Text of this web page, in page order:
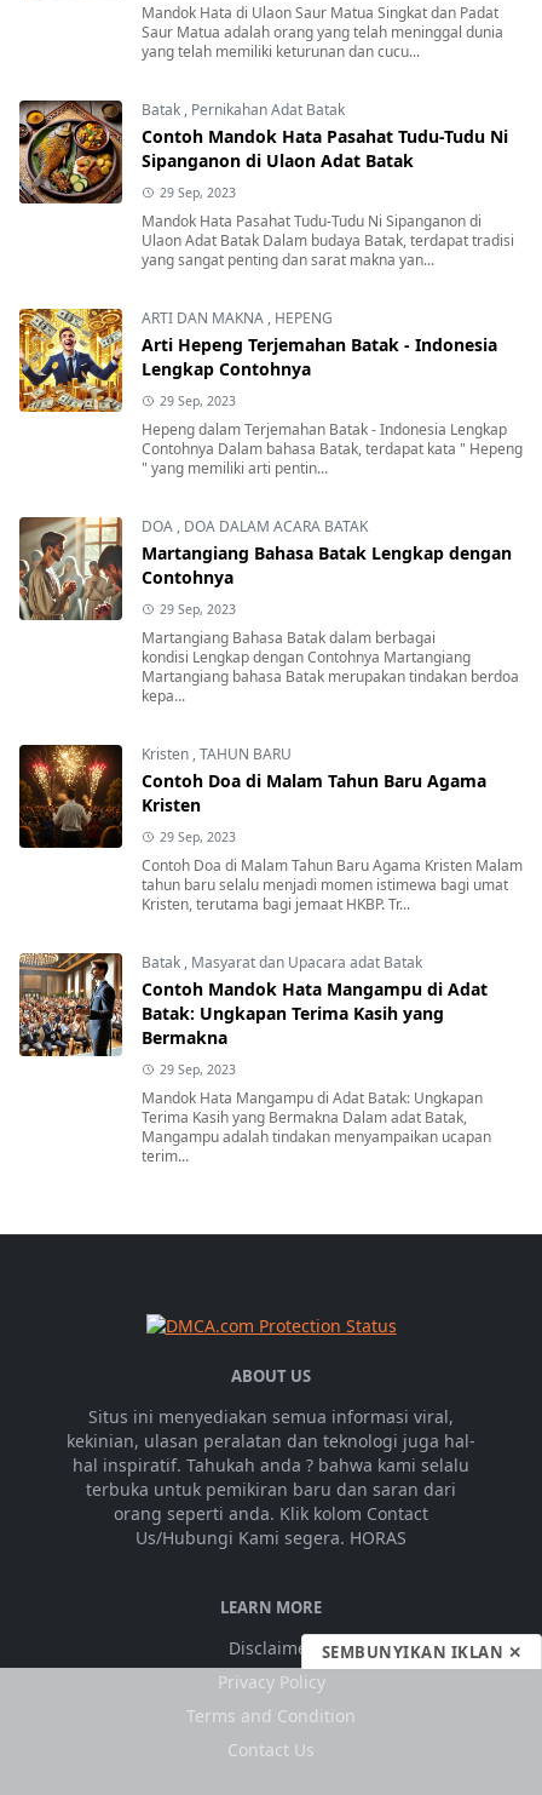
Mandok Hata di Ulaon Saur Matua Singkat dan Padat
Saur Matua adalah orang yang telah meninggal dunia
yang telah memiliki keturunan dan cucu...
Batak , Pernikahan Adat Batak
Contoh Mandok Hata Pasahat Tudu-Tudu Ni
Sipanganon di Ulaon Adat Batak
29 Sep, 2023
Mandok Hata Pasahat Tudu-Tudu Ni Sipanganon di
Ulaon Adat Batak Dalam budaya Batak, terdapat tradisi
yang sangat penting dan sarat makna yan...
ARTI DAN MAKNA , HEPENG
Arti Hepeng Terjemahan Batak - Indonesia
Lengkap Contohnya
29 Sep, 2023
Hepeng dalam Terjemahan Batak - Indonesia Lengkap
Contohnya Dalam bahasa Batak, terdapat kata " Hepeng
" yang memiliki arti pentin...
DOA , DOA DALAM ACARA BATAK
Martangiang Bahasa Batak Lengkap dengan
Contohnya
29 Sep, 2023
Martangiang Bahasa Batak dalam berbagai
kondisi Lengkap dengan Contohnya Martangiang
Martangiang bahasa Batak merupakan tindakan berdoa
kepa...
Kristen ,TAHUN BARU
Contoh Doa di Malam Tahun Baru Agama
Kristen
29 Sep, 2023
Contoh Doa di Malam Tahun Baru Agama Kristen Malam
tahun baru selalu menjadi momen istimewa bagi umat
Kristen, terutama bagi jemaat HKBP. Tr...
Batak , Masyarat dan Upacara adat Batak
Contoh Mandok Hata Mangampu di Adat
Batak: Ungkapan Terima Kasih yang
Bermakna
29 Sep, 2023
Mandok Hata Mangampu di Adat Batak: Ungkapan
Terima Kasih yang Bermakna Dalam adat Batak,
Mangampu adalah tindakan menyampaikan ucapan
terim...
ABOUT US
Situs ini menyediakan semua informasi viral,
kekinian, ulasan peralatan dan teknologi juga hal-
hal inspiratif. Tahukah anda ? bahwa kami selalu
terbuka untuk pemikiran baru dan saran dari
orang seperti anda. Klik kolom Contact
Us/Hubungi Kami segera. HORAS
LEARN MORE
Disclaimer
Privacy Policy
Terms and Condition
Contact Us
SEMBUNYIKAN IKLAN ✕